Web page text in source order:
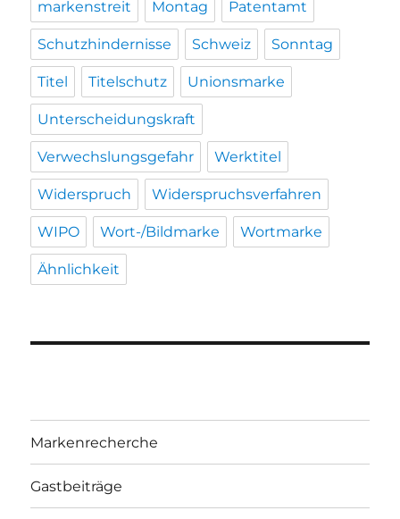
markenstreit Montag Patentamt
Schutzhindernisse Schweiz Sonntag
Titel Titelschutz Unionsmarke
Unterscheidungskraft
Verwechslungsgefahr Werktitel
Widerspruch Widerspruchsverfahren
WIPO Wort-/Bildmarke Wortmarke
Ähnlichkeit
Markenrecherche
Gastbeiträge